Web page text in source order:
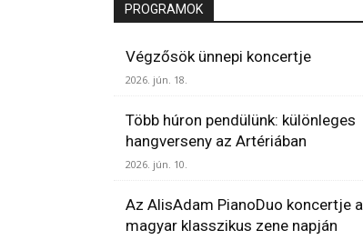
PROGRAMOK
Végzősök ünnepi koncertje
2026. jún. 18.
Több húron pendülünk: különleges
hangverseny az Artériában
2026. jún. 10.
Az AlisAdam PianoDuo koncertje a
magyar klasszikus zene napján